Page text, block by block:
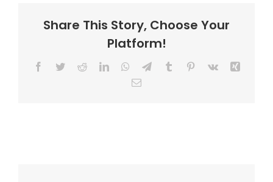
Share This Story, Choose Your
Platform!
Facebook
TwitterRedditLinkedInWhatsApp
TelegramTumblr Pinterest
Vk
Email